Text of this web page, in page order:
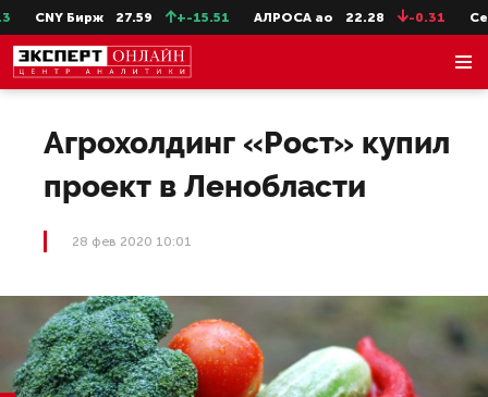
CNY Бирж 27.59 +-15.51 АЛРОСА ао 22.28 -0.31
Агрохолдинг «Рост» купил
проект в Ленобласти
28 фев 2020 10:01